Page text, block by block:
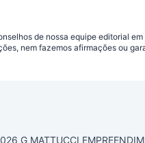
de nossa equipe editorial
nem fazemos afirmações ou
G MATTUCCI